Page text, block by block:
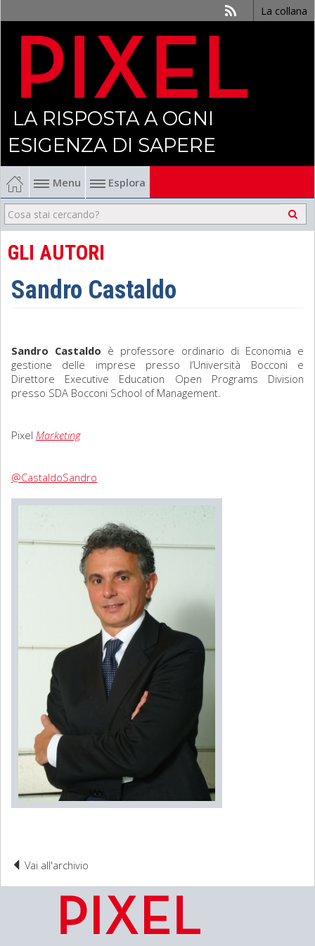
La collana
LA RISPOSTA A OGNI
ESIGENZA DI SAPERE
Menu Esplora
Economia
Management
Finanza
Filosofia
Matematica
GLI AUTORI
Sandro Castaldo
Sandro Castaldo è professore ordinario di Economia e
gestione delle imprese presso l’Università Bocconi e
Direttore Executive Education Open Programs Division
presso SDA Bocconi School of Management.
Pixel Marketing
@CastaldoSandro
Vai all'archivio